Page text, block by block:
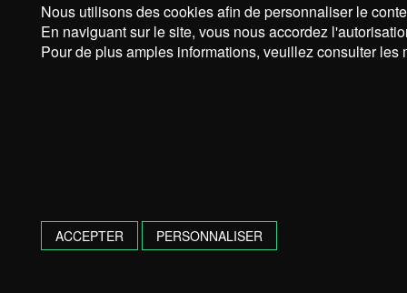
Nous utilisons des cookies afin de personnaliser le
En naviguant sur le site, vous nous accordez
Pour de plus amples informations, veuillez consulter les
ACCEPTER PERSONNALISER